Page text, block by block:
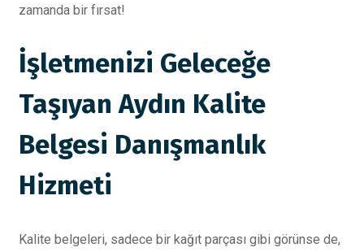
zamanda bir fırsat!
İşletmenizi Geleceğe
Taşıyan Aydın Kalite
Belgesi Danışmanlık
Hizmeti
Kalite belgeleri, sadece bir kağıt parçası gibi görünse de,